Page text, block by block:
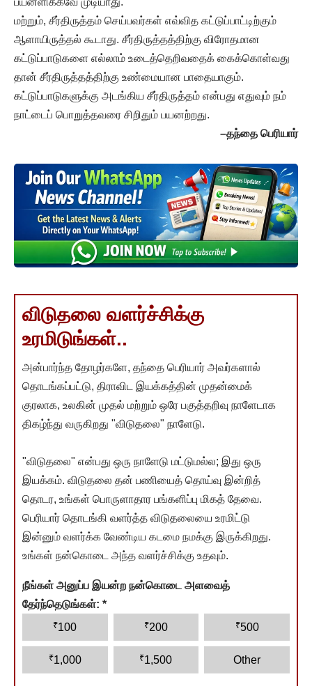
மற்றும், சீர்திருத்தம் செய்பவர்கள் எவ்வித கட்டுப்பாட்டிற்கும்
ஆளாயிருத்தல் கூடாது. சீர்திருத்தத்திற்கு விரோதமான
கட்டுப்பாடுகளை எல்லாம் உடைத்தெறிவதைக் கைக்கொள்வது
தான் சீர்திருத்தத்திற்கு உண்மையான பாதையாகும்.
கட்டுப்பாடுகளுக்கு அடங்கிய சீர்திருத்தம் என்பது எதுவும் நம்
நாட்டைப் பொறுத்தவரை சிறிதும் பயனற்றது.
–தந்தை பெரியார்
விடுதலை வளர்ச்சிக்கு
உரமிடுங்கள்..
அன்பார்ந்த தோழர்களே, தந்தை பெரியார் அவர்களால்
தொடங்கப்பட்டு, திராவிட இயக்கத்தின் முதன்மைக்
குரலாக, உலகின் முதல் மற்றும் ஒரே பகுத்தறிவு நாளேடாக
திகழ்ந்து வருகிறது "விடுதலை" நாளேடு.
"விடுதலை" என்பது ஒரு நாளேடு மட்டுமல்ல; இது ஒரு
இயக்கம். விடுதலை தன் பணியைத் தொய்வு இன்றித்
தொடர, உங்கள் பொருளாதார பங்களிப்பு மிகத் தேவை.
பெரியார் தொடங்கி வளர்த்த விடுதலையை உரமிட்டு
இன்னும் வளர்க்க வேண்டிய கடமை நமக்கு இருக்கிறது.
உங்கள் நன்கொடை அந்த வளர்ச்சிக்கு உதவும்.
நீங்கள் அனுப்ப இயன்ற நன்கொடை அளவைத்
தேர்ந்தெடுங்கள்: *
₹100 ₹200 ₹500
₹1,000 ₹1,500 Other